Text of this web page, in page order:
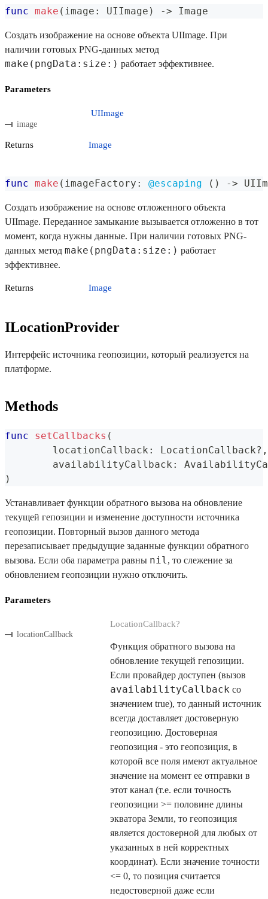
func make ( image : UIImage ) -> Image
Создать изображение на основе объекта UIImage. При
наличии готовых PNG-данных метод
make(pngData:size:) работает эффективнее.
Parameters
image
UIImage
Returns Image
func make ( imageFactory : @escaping ( ) ->
Создать изображение на основе отложенного объекта
UIImage. Переданное замыкание вызывается отложенно в тот
момент, когда нужны данные. При наличии готовых PNG-
данных метод make(pngData:size:) работает
эффективнее.
Returns Image
ILocationProvider
Интерфейс источника геопозиции, который реализуется на
платформе.
Methods
func setCallbacks (
	locationCallback
: LocationCallback? ,
	availabilityCallback
:
)
Устанавливает функции обратного вызова на обновление
текущей гепозиции и изменение доступности источника
геопозиции. Повторный вызов данного метода
перезаписывает предыдущие заданные функции обратного
вызова. Если оба параметра равны nil , то слежение за
обновлением геопозиции нужно отключить.
Parameters
locationCallback
LocationCallback?
Функция обратного вызова на
обновление текущей гепозиции.
Если провайдер доступен (вызов
availabilityCallback со
значением true), то данный источник
всегда доставляет достоверную
геопозицию. Достоверная
геопозиция - это геопозиция, в
которой все поля имеют актуальное
значение на момент ее отправки в
этот канал (т.е. если точность
геопозиции >= половине длины
экватора Земли, то геопозиция
является достоверной для любых от
указанных в ней корректных
координат). Если значение точности
<= 0, то позиция считается
недостоверной даже если